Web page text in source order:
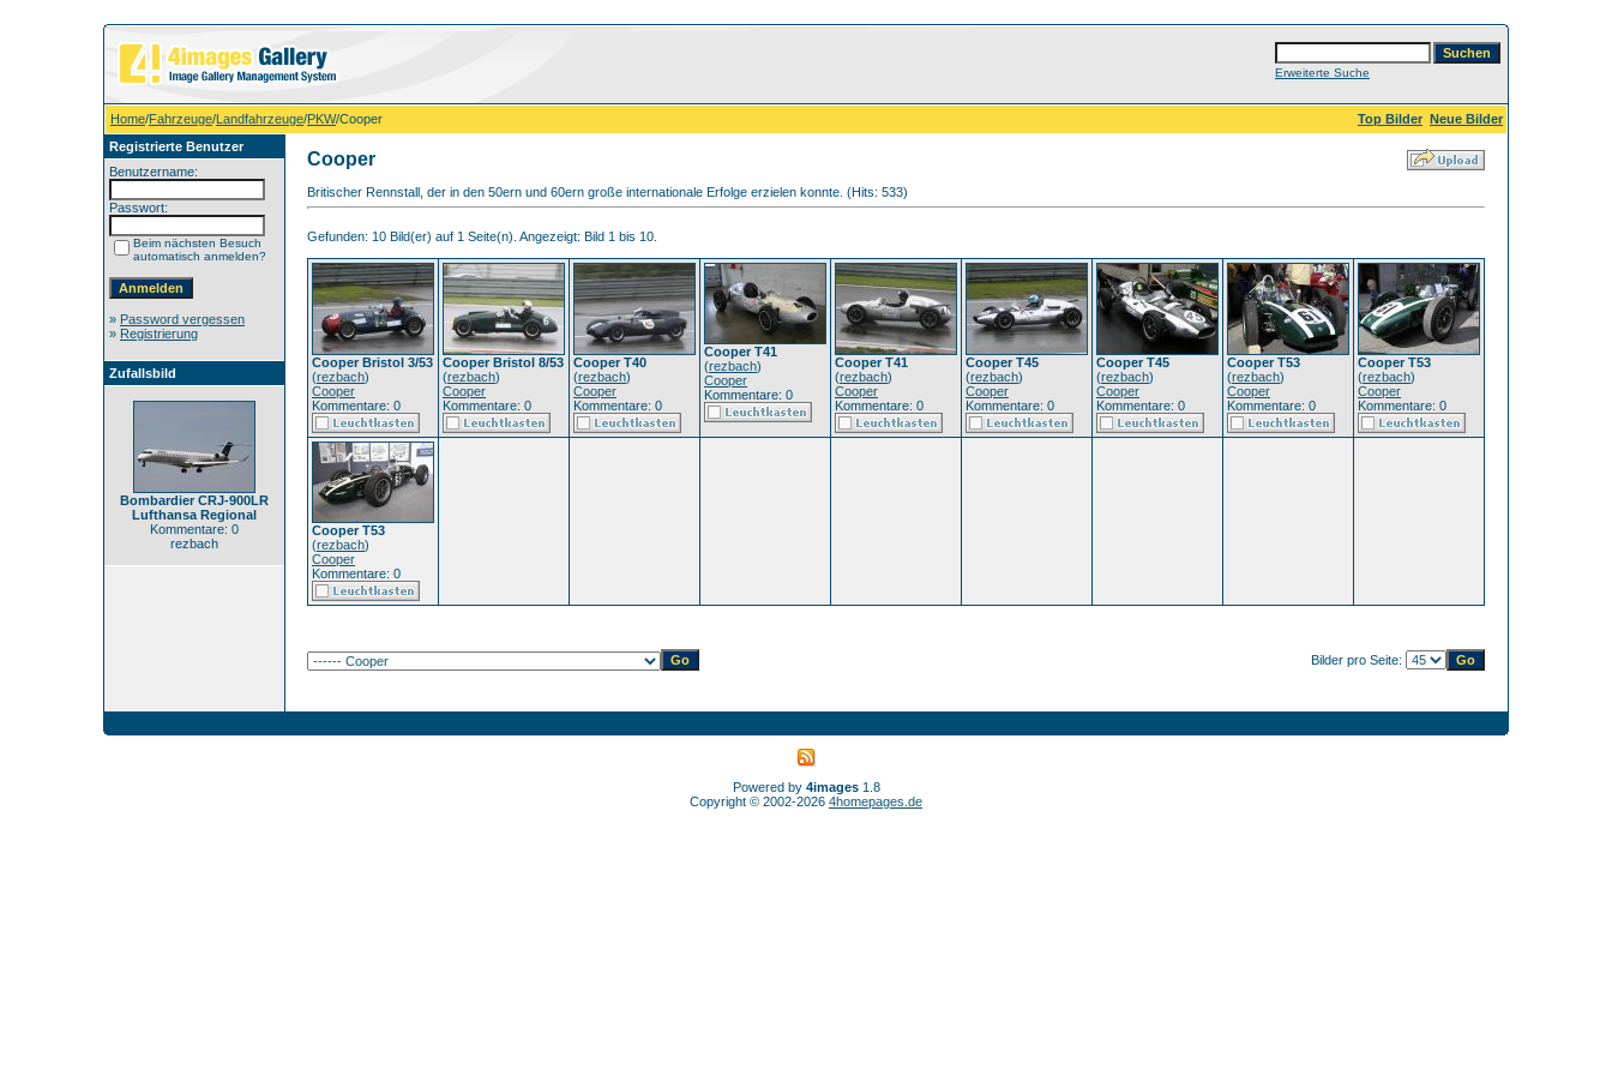
Erweiterte Suche
Home/Fahrzeuge/Landfahrzeuge/PKW/Cooper Top Bilder Neue Bilder
Registrierte Benutzer
Benutzername:
Passwort:
Beim nächsten Besuch
automatisch anmelden?
» Password vergessen
» Registrierung
Zufallsbild
Bombardier CRJ-900LR
Lufthansa Regional
Kommentare: 0
rezbach
Cooper
Britischer Rennstall, der in den 50ern und 60ern große internationale Erfolge erzielen konnte. (Hits: 533)
Gefunden: 10 Bild(er) auf 1 Seite(n). Angezeigt: Bild 1 bis 10.
Cooper Bristol 3/53
(rezbach)
Cooper
Kommentare: 0
Cooper Bristol 8/53
(rezbach)
Cooper
Kommentare: 0
Cooper T40
(rezbach)
Cooper
Kommentare: 0
Cooper T41
(rezbach)
Cooper
Kommentare: 0
Cooper T41
(rezbach)
Cooper
Kommentare: 0
Cooper T45
(rezbach)
Cooper
Kommentare: 0
Cooper T45
(rezbach)
Cooper
Kommentare: 0
Cooper T53
(rezbach)
Cooper
Kommentare: 0
Cooper T53
(rezbach)
Cooper
Kommentare: 0
Cooper T53
(rezbach)
Cooper
Kommentare: 0
Bilder pro Seite:
Powered by 4images1.8
Copyright © 2002-2026 4homepages.de